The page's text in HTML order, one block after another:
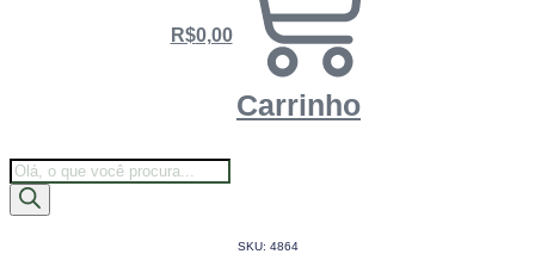
R$0,00
Carrinho
Assinar o Clube
Pesquisar
produtos
SKU: 4864